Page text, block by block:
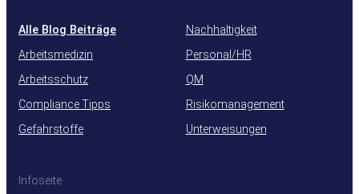
Alle Blog Beiträge
Arbeitsmedizin
Arbeitsschutz
Compliance Tipps
Gefahrstoffe
Nachhaltigkeit
Personal/HR
QM
Risikomanagement
Unterweisungen
Infoseite